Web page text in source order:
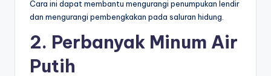
Cara ini dapat membantu mengurangi penumpukan lendir
dan mengurangi pembengkakan pada saluran hidung.
2. Perbanyak Minum Air
Putih